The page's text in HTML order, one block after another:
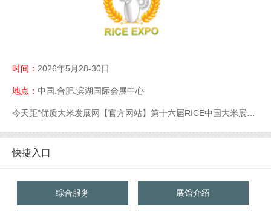
时间： 2026年5月28-30日
地点： 中国.合肥.滨湖国际会展中心
快捷入口
综合服务 展馆介绍